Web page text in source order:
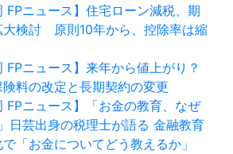
FPニュース】住宅ローン減税、期
大検討 原則10年から、控除率は縮
FPニュース】来年から値上がり？
険料の改定と長期契約の変更
FPニュース】「お金の教育、なぜ
日芸出身の税理士が語る 金融教育
「お金についてどう教えるか」